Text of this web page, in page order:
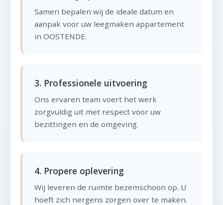
Samen bepalen wij de ideale datum en
aanpak voor uw leegmaken appartement
in OOSTENDE.
3. Professionele uitvoering
Ons ervaren team voert het werk
zorgvuldig uit met respect voor uw
bezittingen en de omgeving.
4. Propere oplevering
Wij leveren de ruimte bezemschoon op. U
hoeft zich nergens zorgen over te maken.